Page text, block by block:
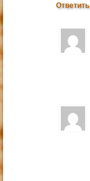
Ответить